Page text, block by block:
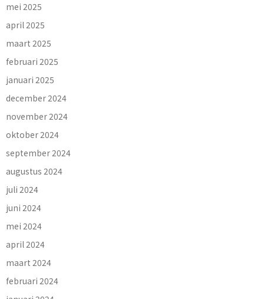
mei 2025
april 2025
maart 2025
februari 2025
januari 2025
december 2024
november 2024
oktober 2024
september 2024
augustus 2024
juli 2024
juni 2024
mei 2024
april 2024
maart 2024
februari 2024